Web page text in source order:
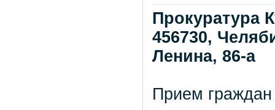
Прокуратура
456730,
Ленина, 86-а
Прием граждан